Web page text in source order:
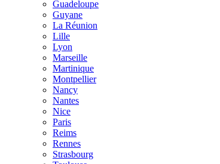
Guadeloupe
Guyane
La Réunion
Lille
Lyon
Marseille
Martinique
Montpellier
Nancy
Nantes
Nice
Paris
Reims
Rennes
Strasbourg